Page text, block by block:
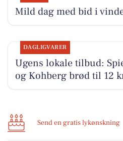
Mild dag med bid i
DAGLIGVARER
Ugens lokale tilbud:
og Kohberg brød til 12
Send en gratis lykønskning